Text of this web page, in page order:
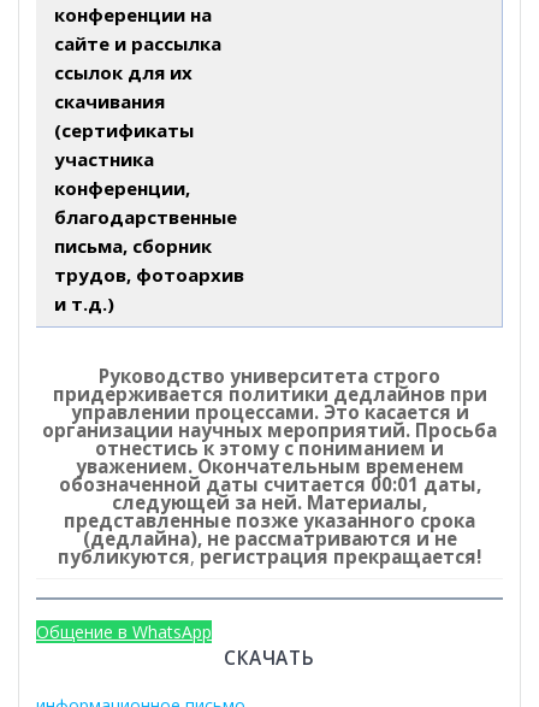
конференции на
сайте и рассылка
ссылок для их
скачивания
(сертификаты
участника
конференции,
благодарственные
письма, сборник
трудов, фотоархив
и т.д.)
Руководство университета строго
придерживается политики дедлайнов при
управлении процессами. Это касается и
организации научных мероприятий. Просьба
отнестись к этому с пониманием и
уважением. Окончательным временем
обозначенной даты считается 00:01 даты,
следующей за ней. Материалы,
представленные позже указанного срока
(дедлайна), не рассматриваются и не
публикуются, регистрация прекращается!
Общение в WhatsApp
СКАЧАТЬ